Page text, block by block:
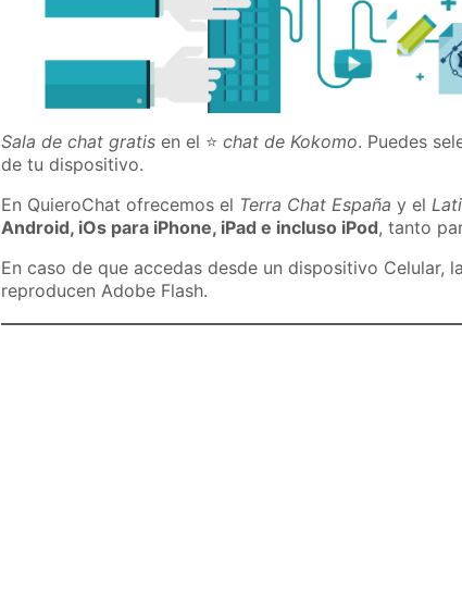
Sala de chat gratis en el ⭐chat de Kokomo. Puedes
de tu dispositivo.
En QuieroChat ofrecemos el Terra Chat España y el
Android, iOs para iPhone, iPad e incluso iPod, tanto
En caso de que accedas desde un dispositivo Celular,
reproducen Adobe Flash.